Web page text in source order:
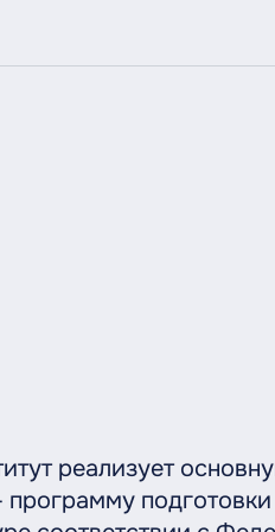
реализует